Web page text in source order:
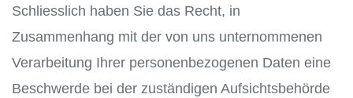
Schliesslich haben Sie das Recht, in
Zusammenhang mit der von uns unternommenen
Verarbeitung Ihrer personenbezogenen Daten eine
Beschwerde bei der zuständigen Aufsichtsbehörde